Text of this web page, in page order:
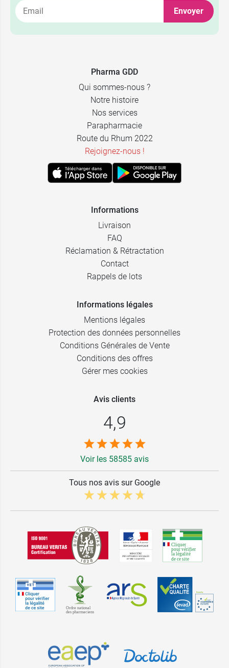
Envoyer
Pharma GDD
Qui sommes-nous ?
Notre histoire
Nos services
Parapharmacie
Route du Rhum 2022
Rejoignez-nous !
Informations
Livraison
FAQ
Réclamation & Rétractation
Contact
Rappels de lots
Informations légales
Mentions légales
Protection des données personnelles
Conditions Générales de Vente
Conditions des offres
Gérer mes cookies
Avis clients
4,9
Voir les 58585 avis
Tous nos avis sur Google